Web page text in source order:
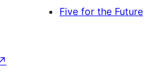
Five for the Future
↗